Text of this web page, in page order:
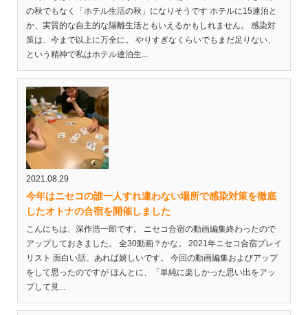
の秋でもなく「ホテル生活の秋」になりそうです ホテルに15連泊と
か、実質的な自主的な隔離生活ともいえるかもしれません。 感染対
策は、今まで以上に万全に。 やりすぎなくらいでもまだ足りない、
という精神で私はホテル連泊生...
2021.08.29
今年はニセコの誰一人すれ違わない場所で感染対策を徹底
したオトナの合宿を開催しました
こんにちは、深作浩一郎です。 ニセコ合宿の動画編集終わったので
アップしておきました。 全30動画？かな。 2021年ニセコ合宿プレイ
リスト 面白い話、あれば嬉しいです。 今回の動画編集およびアップ
をして思ったのですが ほんとに、「単純に楽しかった思い出をアッ
プして見...